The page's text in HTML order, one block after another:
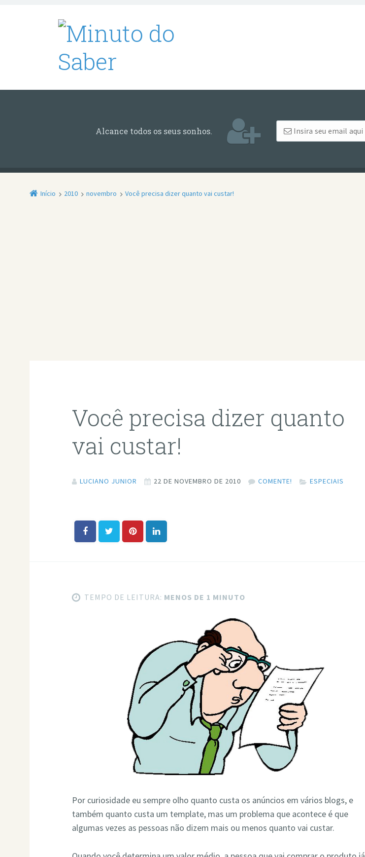
Alcance todos os seus sonhos.
Início 2010 novembro Você precisa dizer quanto vai custar!
Você precisa dizer quanto
vai custar!
LUCIANO JUNIOR 22 DE NOVEMBRO DE 2010 COMENTE! ESPECIAIS
TEMPO DE LEITURA: MENOS DE 1 MINUTO
Por curiosidade eu sempre olho quanto custa os anúncios em vários blogs, e
também quanto custa um template, mas um problema que acontece é que
algumas vezes as pessoas não dizem mais ou menos quanto vai custar.